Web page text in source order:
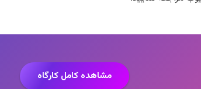
مشاهده کامل کارگاه